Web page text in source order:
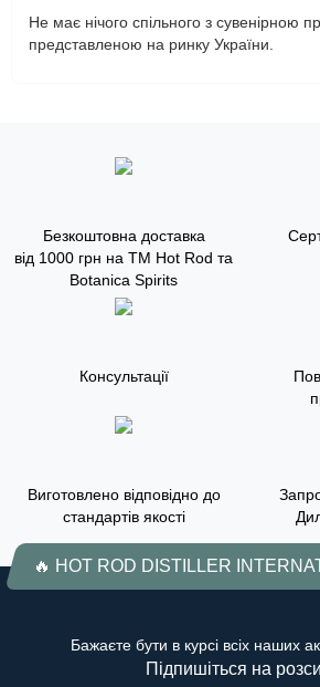
Не має нічого спільного з сувенірною
представленою на ринку України.
Безкоштовна доставка
від 1000 грн на ТМ Hot Rod та
Botanica Spirits
Консультації
Виготовлено відповідно до
стандартів якості
🔥 HOT ROD DISTILLER
Бажаєте бути в курсі всіх наших
Підпишіться на